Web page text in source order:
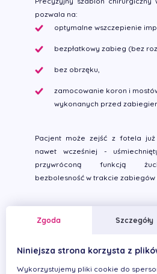
pozwala na:
optymalne wszczepienie
bezpłatkowy zabieg (bez
bez obrzęku,
zamocowanie koron i
wykonanych przed
Pacjent może zejść z fotela
nawet wcześniej -
przywróconą funkcją
bezbolesność w trakcie
Lekarze z dziedziny
Zgoda Szczegóły
Niniejsza strona korzysta z
Wykorzystujemy pliki cookie do